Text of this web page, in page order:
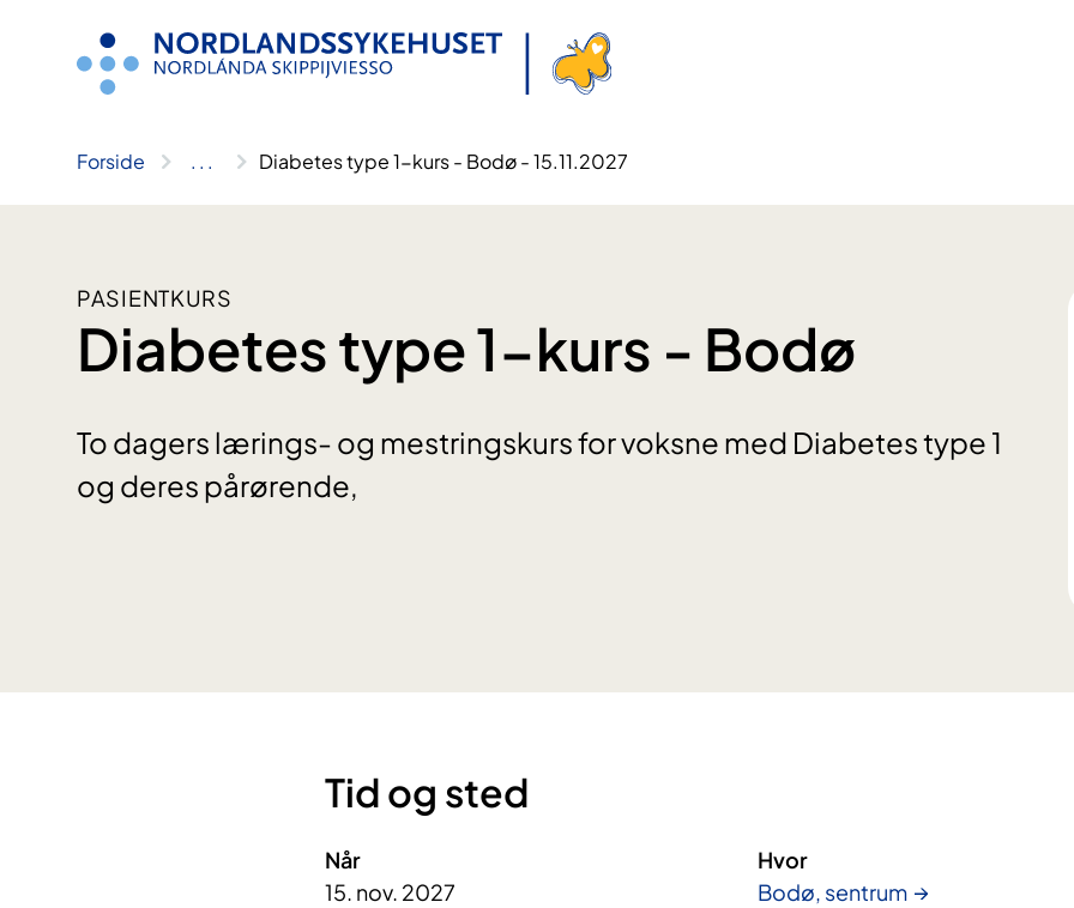
Forside .. . Diabetes type 1-kurs - Bodø - 15.11.2027
PASIENTKURS
Diabetes type 1-kurs - Bodø
To dagers lærings- og mestringskurs for voksne med Diabetes type 1
og deres pårørende,
Tid og sted
Når
15. nov. 2027
Hvor
Bodø, sentrum